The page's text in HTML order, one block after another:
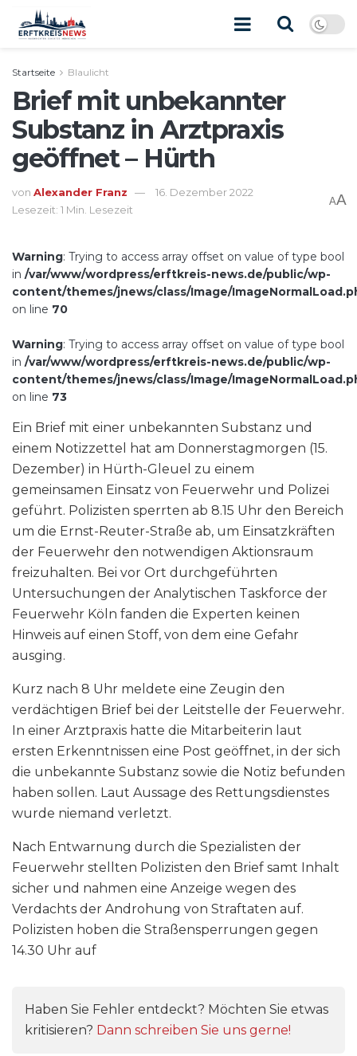
Startseite Blaulicht
Brief mit unbekannter
Substanz in Arztpraxis
geöffnet – Hürth
von Alexander Franz
16. Dezember 2022
Lesezeit: 1 Min. Lesezeit
AA
Warning: Trying to access array offset on value of type bool
in /var/www/wordpress/erftkreis-news.de/public/wp-
content/themes/jnews/class/Image/
on line 70
Warning: Trying to access array offset on value of type bool
in /var/www/wordpress/erftkreis-news.de/public/wp-
content/themes/jnews/class/Image/
on line 73
Ein Brief mit einer unbekannten Substanz und
einem Notizzettel hat am Donnerstagmorgen (15.
Dezember) in Hürth-Gleuel zu einem
gemeinsamen Einsatz von Feuerwehr und Polizei
geführt. Polizisten sperrten ab 8.15 Uhr den Bereich
um die Ernst-Reuter-Straße ab, um Einsatzkräften
der Feuerwehr den notwendigen Aktionsraum
freizuhalten. Bei vor Ort durchgeführten
Untersuchungen der Analytischen Taskforce der
Feuerwehr Köln fanden die Experten keinen
Hinweis auf einen Stoff, von dem eine Gefahr
ausging.
Kurz nach 8 Uhr meldete eine Zeugin den
verdächtigen Brief bei der Leitstelle der Feuerwehr.
In einer Arztpraxis hatte die Mitarbeiterin laut
ersten Erkenntnissen eine Post geöffnet, in der sich
die unbekannte Substanz sowie die Notiz befunden
haben sollen. Laut Aussage des Rettungsdienstes
wurde niemand verletzt.
Nach Entwarnung durch die Spezialisten der
Feuerwehr stellten Polizisten den Brief samt Inhalt
sicher und nahmen eine Anzeige wegen des
Verdachts der Androhung von Straftaten auf.
Polizisten hoben die Straßensperrungen gegen
14.30 Uhr auf
Haben Sie Fehler entdeckt? Möchten Sie etwas
kritisieren? Dann schreiben Sie uns gerne!